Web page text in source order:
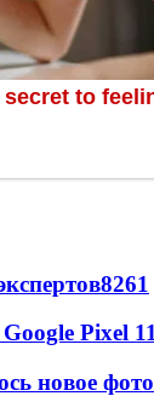
8261
Pixel
новое